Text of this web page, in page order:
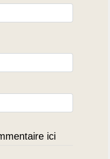
ici